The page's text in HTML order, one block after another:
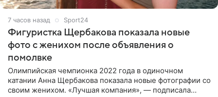
7 часов назад Sport24
Фигуристка Щербакова показала новые
фото с женихом после объявления о
помолвке
Олимпийская чемпионка 2022 года в одиночном
катании Анна Щербакова показала новые фотографии со
своим женихом. «Лучшая компания», — подписала